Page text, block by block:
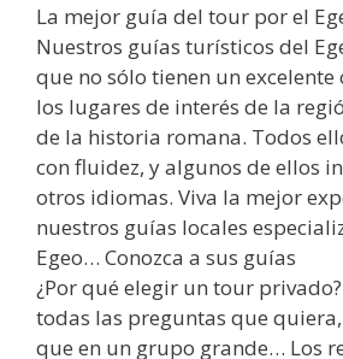
La mejor guía del tour por el
Nuestros guías turísticos del
que no sólo tienen un
los lugares de interés de la
de la historia romana. Todos
con fluidez, y algunos de ellos
otros idiomas. Viva la mejor
nuestros guías locales
Egeo… Conozca a sus guías
¿Por qué elegir un tour
todas las preguntas que
que en un grupo grande… Los